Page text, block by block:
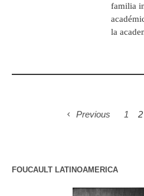
familia
la
Previous 1 2
FOUCAULT LATINOAMERICA